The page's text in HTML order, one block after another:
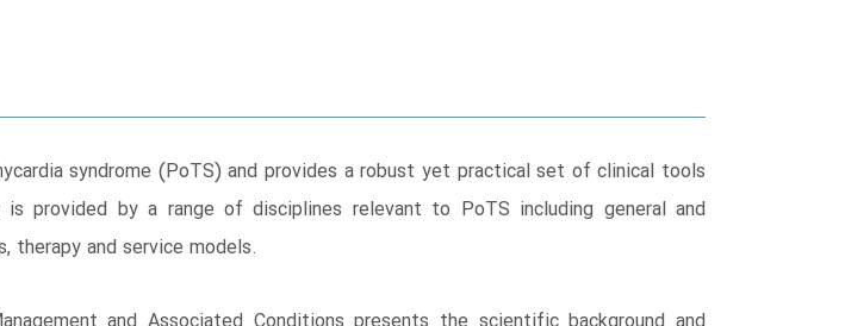
syndrome (PoTS) and provides a robust yet practical set of clinical tools
provided by a range of disciplines relevant to PoTS including general and
therapy and service models.